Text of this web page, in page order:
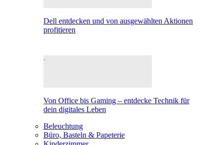
Dell entdecken und von ausgewählten Aktionen
profitieren
Von Office bis Gaming – entdecke Technik für
dein digitales Leben
Beleuchtung
Büro, Basteln & Papeterie